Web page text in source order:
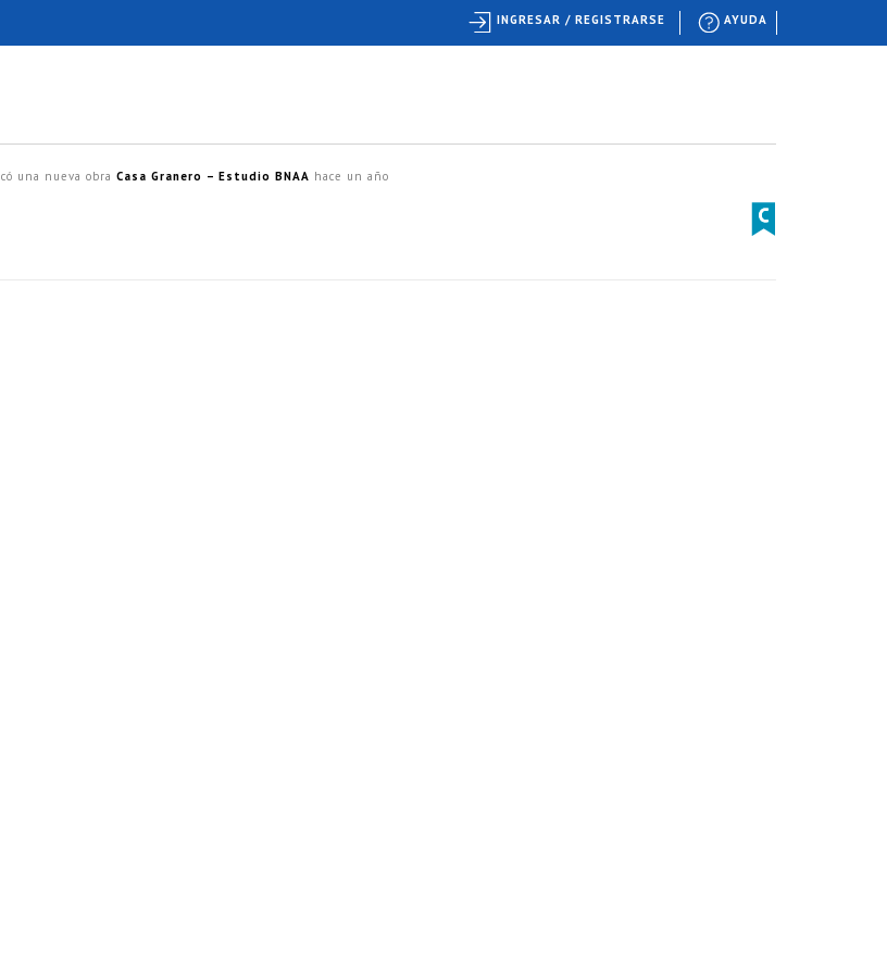
una nueva obra Casa Granero – Estudio BNAA hace un año
AYUDA
INGRESAR / REGISTRARSE